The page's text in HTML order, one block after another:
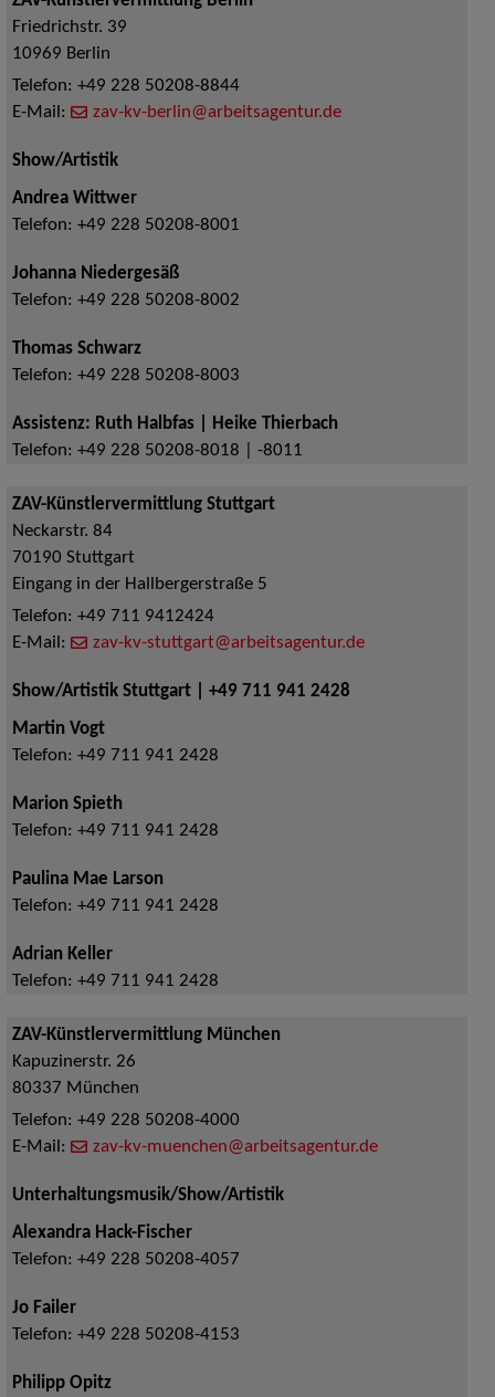
Friedrichstr. 39
10969 Berlin
Telefon: +49 228 50208-8844
E-Mail:
zav-kv-berlin@arbeitsagentur.de
Show/Artistik
Andrea Wittwer
Telefon: +49 228 50208-8001
Johanna Niedergesäß
Telefon: +49 228 50208-8002
Thomas Schwarz
Telefon: +49 228 50208-8003
Assistenz: Ruth Halbfas | Heike Thierbach
Telefon: +49 228 50208-8018 | -8011
ZAV-Künstlervermittlung Stuttgart
Neckarstr. 84
70190 Stuttgart
Eingang in der Hallbergerstraße 5
Telefon: +49 711 9412424
E-Mail:
zav-kv-stuttgart@arbeitsagentur.de
Show/Artistik Stuttgart | +49 711 941 2428
Martin Vogt
Telefon: +49 711 941 2428
Marion Spieth
Telefon: +49 711 941 2428
Paulina Mae Larson
Telefon: +49 711 941 2428
Adrian Keller
Telefon: +49 711 941 2428
ZAV-Künstlervermittlung München
Kapuzinerstr. 26
80337 München
Telefon: +49 228 50208-4000
E-Mail:
zav-kv-muenchen@arbeitsagentur.de
Unterhaltungsmusik/Show/Artistik
Alexandra Hack-Fischer
Telefon: +49 228 50208-4057
Jo Failer
Telefon: +49 228 50208-4153
Philipp Opitz